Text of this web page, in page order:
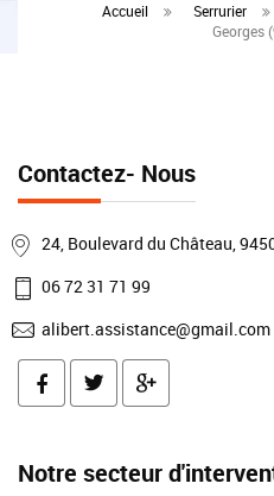
Accueil Serrurier
Georges
Contactez- Nous
24, Boulevard du Château,
06 72 31 71 99
alibert.assistance@gmail.com
Notre secteur